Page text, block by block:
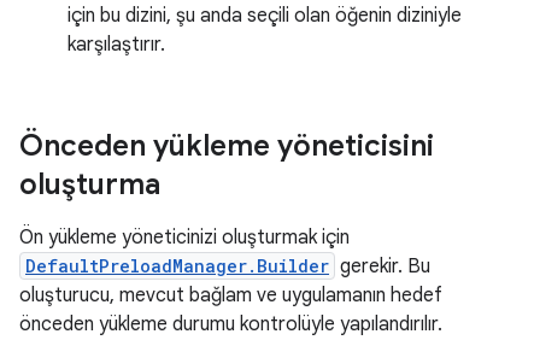
için bu dizini, şu anda seçili olan öğenin diziniyle
karşılaştırır.
Önceden yükleme yöneticisini
oluşturma
Ön yükleme yöneticinizi oluşturmak için
DefaultPreloadManager.Builder gerekir. Bu
oluşturucu, mevcut bağlam ve uygulamanın hedef
önceden yükleme durumu kontrolüyle yapılandırılır.